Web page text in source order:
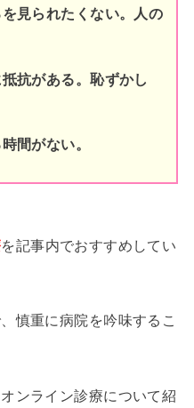
見られたくない。人の
抗がある。恥ずかし
間がない。
を記事内でおすすめしてい
慎重に病院を吟味するこ
ンライン診療について紹